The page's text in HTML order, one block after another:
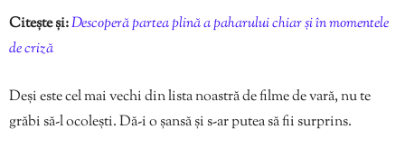
Citește și:Descoperă partea plină a paharului chiar și în momentele
de criză
Deși este cel mai vechi din lista noastră de filme de vară, nu te
grăbi să-l ocolești. Dă-i o șansă și s-ar putea să fii surprins.